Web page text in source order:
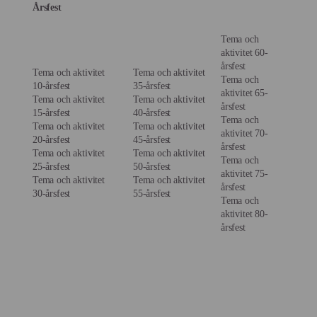
startavgift + kuvertpris. För den ultimata
Logistik- & Leveransavgift: Normalt 950 kr –
1 850 kr beroende på adress i Högdalen och
omfattning av hyrgods.
Moms:12% på mat / 25% på personal, logistik och
hyrgods.
Vi sammanställer alltid en total projektbudget så att ni
har full kontroll inför er attestgång eller privata
budgetering.
Vi skräddarsyr alltid offerten efter er budget och era
Årsfest
Tema och aktivitet
10-årsfest
Tema och aktivitet
15-årsfest
Tema och aktivitet
20-årsfest
Tema och aktivitet
25-årsfest
Tema och aktivitet
30-årsfest
Tema och aktivitet
35-årsfest
Tema och aktivitet
40-årsfest
Tema och aktivitet
45-årsfest
Tema och aktivitet
50-årsfest
Tema och aktivitet
55-årsfest
Tema och
aktivitet 60-
årsfest
Tema och
aktivitet 65-
årsfest
Tema och
aktivitet 70-
årsfest
Tema och
aktivitet 75-
årsfest
Tema och
aktivitet 80-
årsfest